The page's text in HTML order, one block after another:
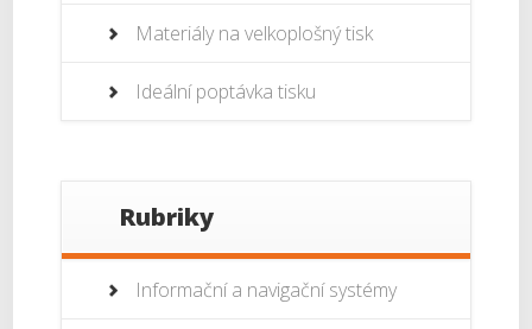
Materiály na velkoplošný tisk
Ideální poptávka tisku
Rubriky
Informační a navigační systémy